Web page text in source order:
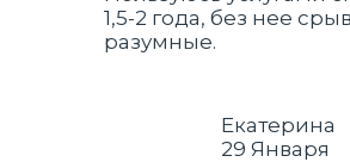
1,5-2 года, без нее
разумные.
Екатерина
29 Января